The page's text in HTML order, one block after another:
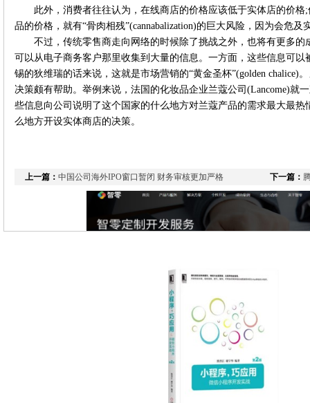
此外，消费者往往认为，在线商店的价格应该低于实体店的价
品的价格，就有“骨肉相残”(cannabalization)的巨大风险，因为会危及
不过，传统零售商走向网络的时候除了挑战之外，也将有更多
可以从电子商务客户那里收集到大量的信息。一方面，这些信息可
锡的狄维瑞的话来说，这就是市场营销的“黄金圣杯”(golden chalice)
决策颇有帮助。举例来说，法国的化妆品企业兰蔻公司(Lancome)就
些信息向公司说明了这个国家的什么地方对兰蔻产品的需求最大最
么地方开设实体商店的决策。
上一篇： 中国公司海外IPO窗口暂闭 财务审核更加严格 下一篇：